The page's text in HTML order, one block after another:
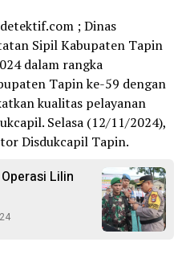
; Dinas
Sipil Kabupaten Tapin
dalam rangka
Tapin ke-59 dengan
kualitas pelayanan
Selasa (12/11/2024),
Disdukcapil Tapin.
Lilin